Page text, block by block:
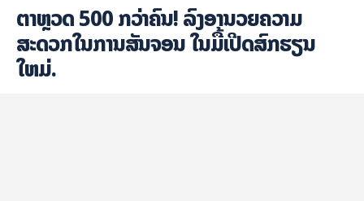
ຕໍາຫຼວດ 500 ກວ່າຄົນ! ລົງອຳນວຍຄວາມ
ສະດວກໃນການສັນຈອນ ໃນມື້ເປີດສົກຮຽນ
ໃຫມ່.